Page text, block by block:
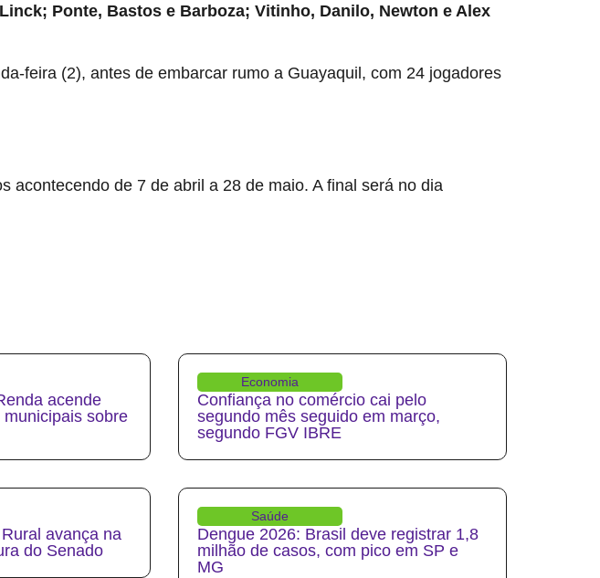
Ponte, Bastos e Barboza; Vitinho, Danilo, Newton e Alex
feira (2), antes de embarcar rumo a Guayaquil, com 24 jogadores
acontecendo de 7 de abril a 28 de maio. A final será no dia
acende
sobre
Economia
Confiança no comércio cai pelo
segundo mês seguido em março,
segundo FGV IBRE
avança na
do Senado
Saúde
Dengue 2026: Brasil deve registrar 1,8
milhão de casos, com pico em SP e
MG